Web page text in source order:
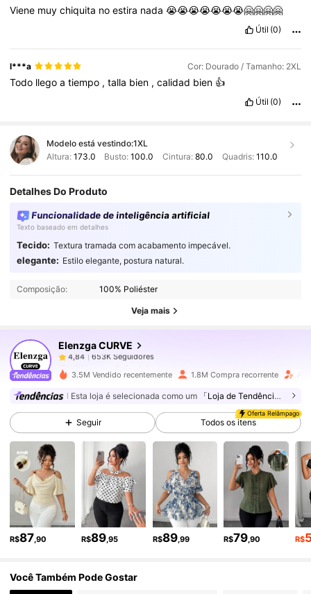
Viene muychiquita noestira nada😭😭😭😭😭😭😭🤗🤗🤗🤗
Útil (0)
l***a Cor: Dourado / Tamanho: 2XL
Todo llegoatiempo ,talla bien ,calidad bien 👍
Útil (0)
Modelo está vestindo:1XL
Altura: 173.0 Busto:100.0 Cintura: 80.0 Quadris: 110.0
Detalhes Do Produto
Funcionalidade de inteligência artificial
Texto baseado em detalhes
Tecido: Textura tramada com acabamento impecável.
elegante: Estilo elegante, postura natural.
Composição: 100% Poliéster
Veja mais
Elenzga CURVE
4,84 653K Seguidores
4,84
653K Seguidores
d***apago1 dia atrás
4,84 653K Seguidores
4,84 653K Seguidores
653K Seguidores
653K Seguidores
4,84 653K Seguidores
3.5M Vendido recentemente 1.8M Compra recorrente
Esta loja é selecionada como um 「Loja de Tendências」
Seguir
Oferta Relâmpago
Todos os itens
R$87,90 R$89,95 R$89,99 R$79,90 R$
Você Também Pode Gostar